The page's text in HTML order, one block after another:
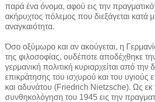
παρά ένα όνομα, αφού εις την
ακήρυχτος πόλεμος που διεξάγεται κατά
αναγκαιότητα.
Όσο οξύμωρο και αν ακούγεται, η
της φιλοσοφίας, ουδέποτε αποδέχθηκε την
γερμανική πολιτική κυριαρχείται από την
επικράτησης του ισχυρού και του υγιούς
και αδυνάτου (Friedrich Nietzsche). Ως εκ
συνθηκολόγηση του 1945 εις την